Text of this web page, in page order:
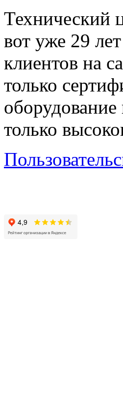
Технический
вот уже 29
клиентов на
только
только